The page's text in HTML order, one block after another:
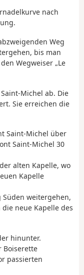
nach
Weg
bis man
Wegweiser „Le
Michel ab. Die
Sie erreichen die
Saint-Michel über
Saint-Michel 30
alten Kapelle, wo
Kapelle
Süden weitergehen,
neue Kapelle des
hinunter.
Boiserette
passierten